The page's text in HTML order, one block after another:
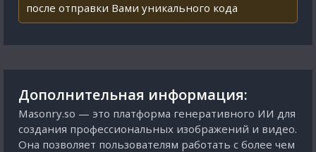
после отправки Вами уникального кода
Дополнительная информация:
Masonry.so — это платформа генеративного ИИ для
создания профессиональных изображений и видео.
Она позволяет пользователям работать с более чем